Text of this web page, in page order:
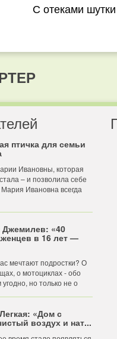
С отеками
птичка для семьи
Ивановны, которая
– и позволила себе
Мария Ивановна всегда
Джемилев: «40
в 16 лет —
мечтают подростки? О
о мотоциклах - обо
но только не о
«Дом с
воздух и нат...